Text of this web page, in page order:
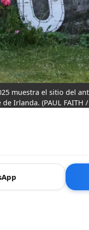
muestra el sitio del
de Irlanda. (PAUL FAITH /